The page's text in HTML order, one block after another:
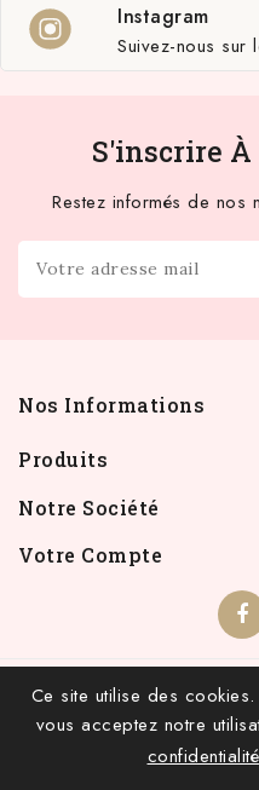
Instagram
Suivez-nous sur
S'inscrire
Restez informés de nos
Nos Informations
Produits
Notre Société
Votre Compte
Ce site utilise des
vous acceptez notre
confidentialité
© 2026 -